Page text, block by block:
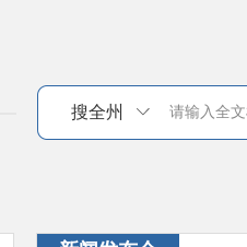
搜全州